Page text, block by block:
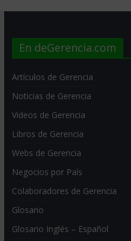
En deGerencia.com
Artículos de Gerencia
Noticias de Gerencia
Videos de Gerencia
Libros de Gerencia
Webs de Gerencia
Negocios por País
Colaboradores de Gerencia
Glosario
Glosario Inglés – Español